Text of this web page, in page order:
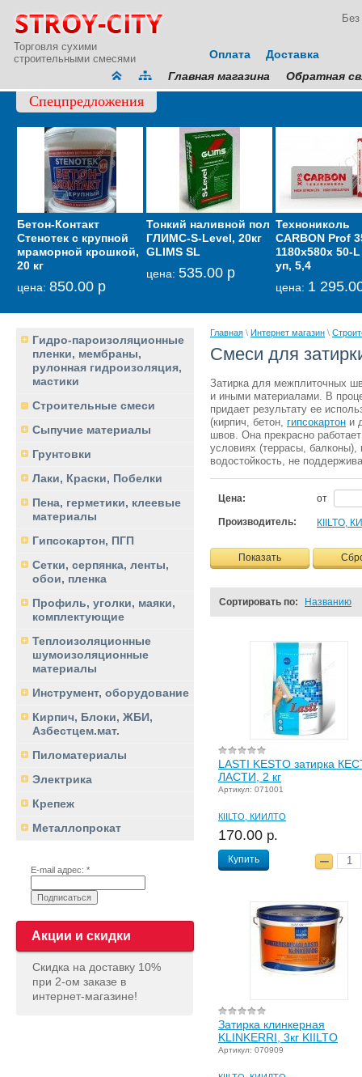
Торговля сухими
строительными смесями
Оплата Доставка
Главная магазина Обратная
Спецпредложения
Бетон-Контакт
Стенотек с крупной
мраморной крошкой,
20 кг
цена: 850.00 р
Тонкий наливной пол
ГЛИМС-S-Level, 20кг
GLIMS SL
цена: 535.00 р
Технониколь
CARBON Prof
1180х580х 50-
уп, 5,4
цена: 1
Мембрана
звукоизоляционная
тонкая Тексаунд 70
цена:6 600.00 р
цена:
Гидро-пароизоляционные
пленки, мембраны,
рулонная гидроизоляция,
мастики
Строительные смеси
Сыпучие материалы
Грунтовки
Лаки, Краски, Побелки
Пена, герметики, клеевые
материалы
Гипсокартон, ПГП
Сетки, серпянка, ленты,
обои, пленка
Профиль, уголки, маяки,
комплектующие
Теплоизоляционные
шумоизоляционные
материалы
Инструмент, оборудование
Кирпич, Блоки, ЖБИ,
Азбестцем.мат.
Пиломатериалы
Электрика
Крепеж
Металлопрокат
E-mail адрес: *
Акции и скидки
Скидка на доставку 10%
при 2-ом заказе в
интернет-магазине!
Главная \ Интернет магазин \
Смеси для
Затирка для межплиточных
и иными материалами. В
придает результату ее
(кирпич, бетон, гипсокартон и
швов. Она прекрасно
условиях (террасы, балконы),
водостойкость, не
Цена: от
Производитель: КIILTO,
Показать
Сортировать по: Названию
LASTI KESTO затирка
ЛАСТИ, 2 кг
Артикул: 071001
КIILTO, КИИЛТО
170.00 р.
Купить
Затирка клинкерная
KLINKERRI, 3кг KIILTO
Артикул: 070909